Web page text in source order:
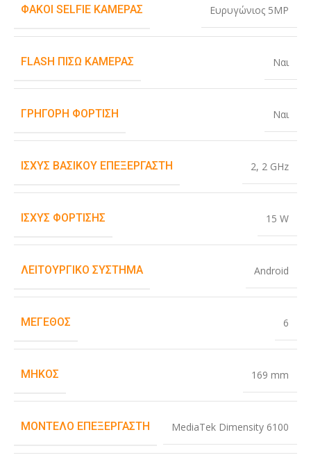
ΦΑΚΟΊ SELFIE ΚΆΜΕΡΑΣ Ευρυγώνιος 5MP
FLASH ΠΊΣΩ ΚΆΜΕΡΑΣ Ναι
ΓΡΉΓΟΡΗ ΦΌΡΤΙΣΗ Ναι
ΙΣΧΎΣ ΒΑΣΙΚΟΎ ΕΠΕΞΕΡΓΑΣΤΉ 2, 2 GHz
ΙΣΧΎΣ ΦΌΡΤΙΣΗΣ 15 W
ΛΕΙΤΟΥΡΓΙΚΌ ΣΎΣΤΗΜΑ Android
ΜΈΓΕΘΟΣ 6
ΜΉΚΟΣ 169 mm
ΜΟΝΤΈΛΟ ΕΠΕΞΕΡΓΑΣΤΉ MediaTek Dimensity 6100